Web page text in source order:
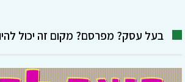
בעל עסק? מפרסם? מקום זה יכול